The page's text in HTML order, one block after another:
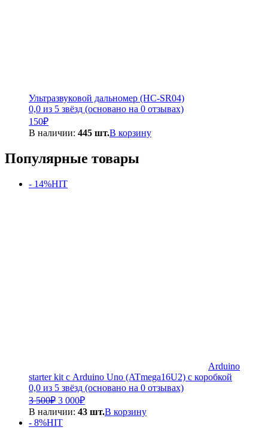
Ультразвуковой дальномер (HC-SR04)
0,0 из 5 звёзд (основано на 0 отзывах)
150₽
В наличии: 445 шт.В корзину
Популярные товары
- 14%HIT
Arduino
starter kit с Arduino Uno (ATmega16U2) с коробкой
0,0 из 5 звёзд (основано на 0 отзывах)
3 500₽ Первоначальная
цена
составляла
3
3 000₽Текущая
цена:
В наличии: 43 шт.В корзину
- 8%HIT